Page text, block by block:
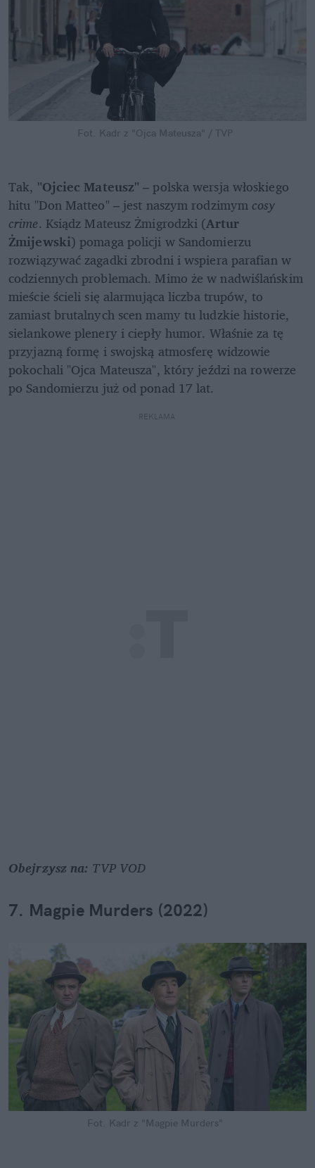
Fot. Kadr z "Ojca Mateusza" / TVP
Tak, "Ojciec Mateusz" – polska wersja włoskiego
hitu "Don Matteo" – jest naszym rodzimym cosy
crime. Ksiądz Mateusz Żmigrodzki (Artur
Żmijewski) pomaga policji w Sandomierzu
rozwiązywać zagadki zbrodni i wspiera parafian w
codziennych problemach. Mimo że w nadwiślańskim
mieście ścieli się alarmująca liczba trupów, to
zamiast brutalnych scen mamy tu ludzkie historie,
sielankowe plenery i ciepły humor. Właśnie za tę
przyjazną formę i swojską atmosferę widzowie
pokochali "Ojca Mateusza", który jeździ na rowerze
po Sandomierzu już od ponad 17 lat.
REKLAMA
Obejrzysz na: TVP VOD
7. Magpie Murders (2022)
Fot. Kadr z "Magpie Murders"